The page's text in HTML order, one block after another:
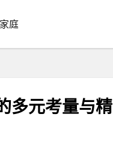
庭
多元考量与精